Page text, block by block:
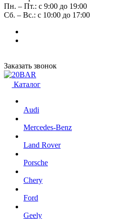
Пн. – Пт.: с 9:00 до 19:00
Сб. – Вс.: с 10:00 до 17:00
Заказать звонок
Каталог
Audi
Mercedes-Benz
Land Rover
Porsche
Chery
Ford
Geely